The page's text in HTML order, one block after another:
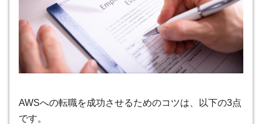
AWSへの転職を成功させるためのコツは、以下の3点
です。